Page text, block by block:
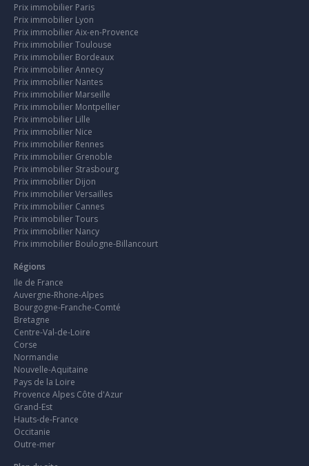
Prix immobilier Paris
Prix immobilier Lyon
Prix immobilier Aix-en-Provence
Prix immobilier Toulouse
Prix immobilier Bordeaux
Prix immobilier Annecy
Prix immobilier Nantes
Prix immobilier Marseille
Prix immobilier Montpellier
Prix immobilier Lille
Prix immobilier Nice
Prix immobilier Rennes
Prix immobilier Grenoble
Prix immobilier Strasbourg
Prix immobilier Dijon
Prix immobilier Versailles
Prix immobilier Cannes
Prix immobilier Tours
Prix immobilier Nancy
Prix immobilier Boulogne-Billancourt
Régions
Ile de France
Auvergne-Rhone-Alpes
Bourgogne-Franche-Comté
Bretagne
Centre-Val-de-Loire
Corse
Normandie
Nouvelle-Aquitaine
Pays de la Loire
Provence Alpes Côte d'Azur
Grand-Est
Hauts-de-France
Occitanie
Outre-mer